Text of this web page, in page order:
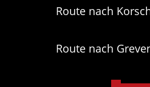
Route nach
Route nach